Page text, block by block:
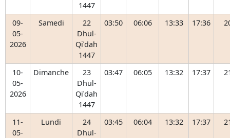
1447
09-
05-
2026
Samedi
22
Dhul-
Qiʿdah
1447
03:50 06:06 13:33 17:36
10-
05-
2026
Dimanche
23
Dhul-
Qiʿdah
1447
03:47 06:05 13:32 17:37
11-
05-
Lundi
24
Dhul-
03:45 06:04 13:32 17:37